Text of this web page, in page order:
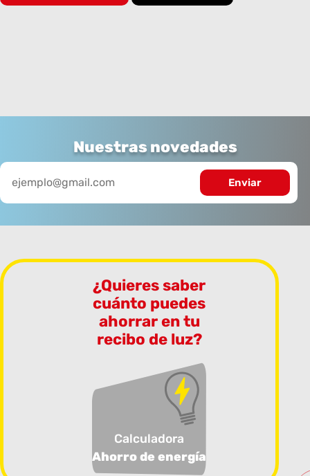
Nuestras novedades
¿Quieres saber
cuánto puedes
ahorrar en tu
recibo de luz?
Calculadora
Ahorro de energía